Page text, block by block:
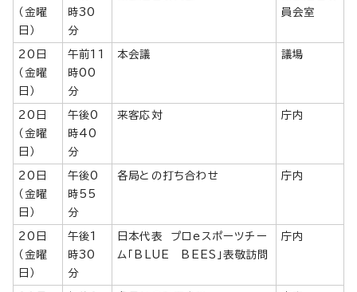
（金曜
日）
時30
分
員会室
20日
（金曜
日）
午前11
時00
分
本会議 議場
20日
（金曜
日）
午後0
時40
分
来客応対 庁内
20日
（金曜
日）
午後0
時55
分
各局との打ち合わせ 庁内
20日
（金曜
日）
午後1
時30
分
日本代表 プロeスポーツチー
ム「BLUE BEES」表敬訪問
庁内